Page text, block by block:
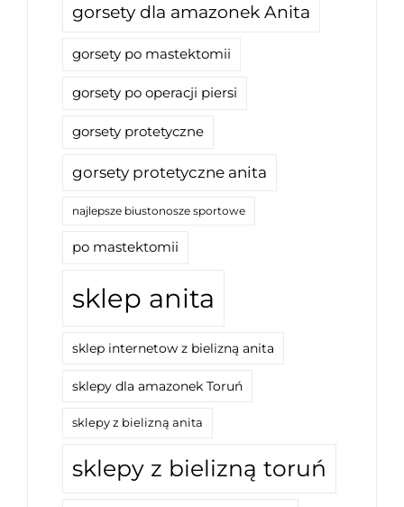
gorsety dla amazonek Anita
gorsety po mastektomii
gorsety po operacji piersi
gorsety protetyczne
gorsety protetyczne anita
najlepsze biustonosze sportowe
po mastektomii
sklep anita
sklep internetow z bielizną anita
sklepy dla amazonek Toruń
sklepy z bielizną anita
sklepy z bielizną toruń